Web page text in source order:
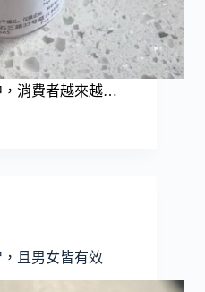
，消費者越來越…
且男女皆有效